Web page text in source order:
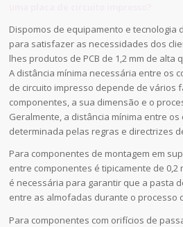
Dispomos de equipamento e tecnologia
para satisfazer as necessidades dos
lhes produtos de PCB de 1,2 mm de alta
A distância mínima necessária entre os
de circuito impresso depende de vários
componentes, a sua dimensão e o
Geralmente, a distância mínima entre os
determinada pelas regras e directrizes
Para componentes de montagem em
entre componentes é tipicamente de 0,2
é necessária para garantir que a pasta
entre as almofadas durante o processo
Para componentes com orifícios de